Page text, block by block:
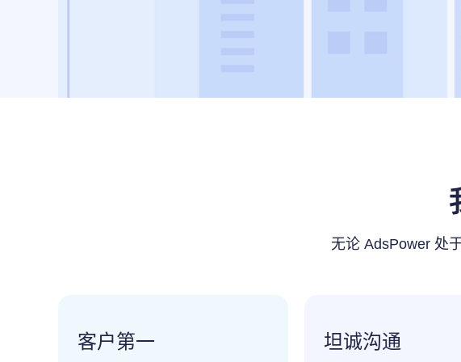
无论 AdsPower 处
客户第一 坦诚沟通